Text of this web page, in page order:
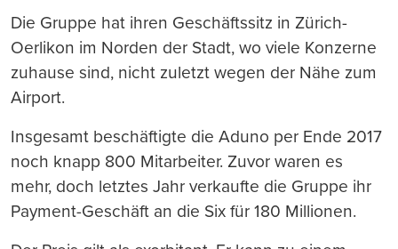
Die Gruppe hat ihren Geschäftssitz in Zürich-
Oerlikon im Norden der Stadt, wo viele Konzerne
zuhause sind, nicht zuletzt wegen der Nähe zum
Airport.
Insgesamt beschäftigte die Aduno per Ende 2017
noch knapp 800 Mitarbeiter. Zuvor waren es
mehr, doch letztes Jahr verkaufte die Gruppe ihr
Payment-Geschäft an die Six für 180 Millionen.